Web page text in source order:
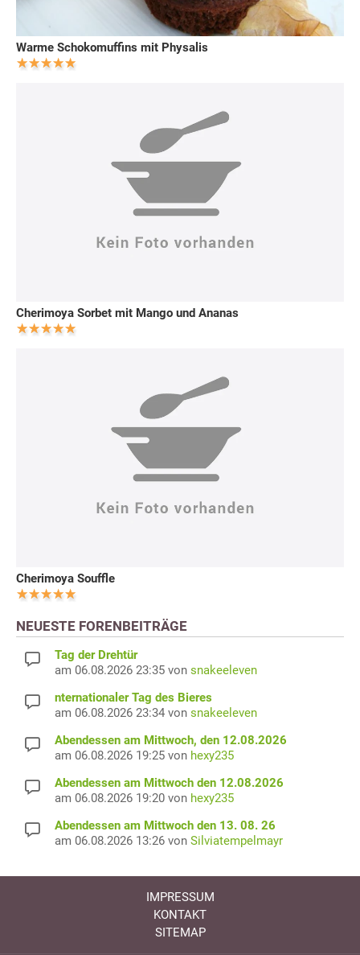
Warme Schokomuffins mit Physalis
Cherimoya Sorbet mit Mango und Ananas
Cherimoya Souffle
NEUESTE FORENBEITRÄGE
Tag der Drehtür
am 06.08.2026 23:35 von snakeeleven
nternationaler Tag des Bieres
am 06.08.2026 23:34 von snakeeleven
Abendessen am Mittwoch, den 12.08.2026
am 06.08.2026 19:25 von hexy235
Abendessen am Mittwoch den 12.08.2026
am 06.08.2026 19:20 von hexy235
Abendessen am Mittwoch den 13. 08. 26
am 06.08.2026 13:26 von Silviatempelmayr
IMPRESSUM
KONTAKT
SITEMAP